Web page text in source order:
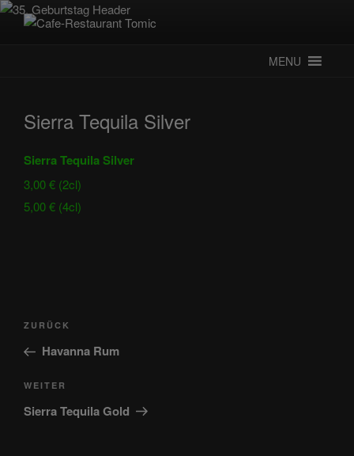
Zum
Inhalt
MENU
Sierra Tequila Silver
Sierra Tequila Silver
3,00 € (2cl)
5,00 € (4cl)
Beitragsnavigation
Vorheriger
Beitrag
ZURÜCK
Havanna Rum
Nächster
Beitrag
WEITER
Sierra Tequila Gold